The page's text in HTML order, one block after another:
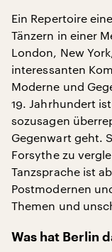
Ein Repertoire
Tänzern in einer
London, New
interessanten
Moderne und
19. Jahrhundert
sozusagen
Gegenwart geht.
Forsythe zu
Tanzsprache ist
Postmodernen
Themen und
Was hat Berlin